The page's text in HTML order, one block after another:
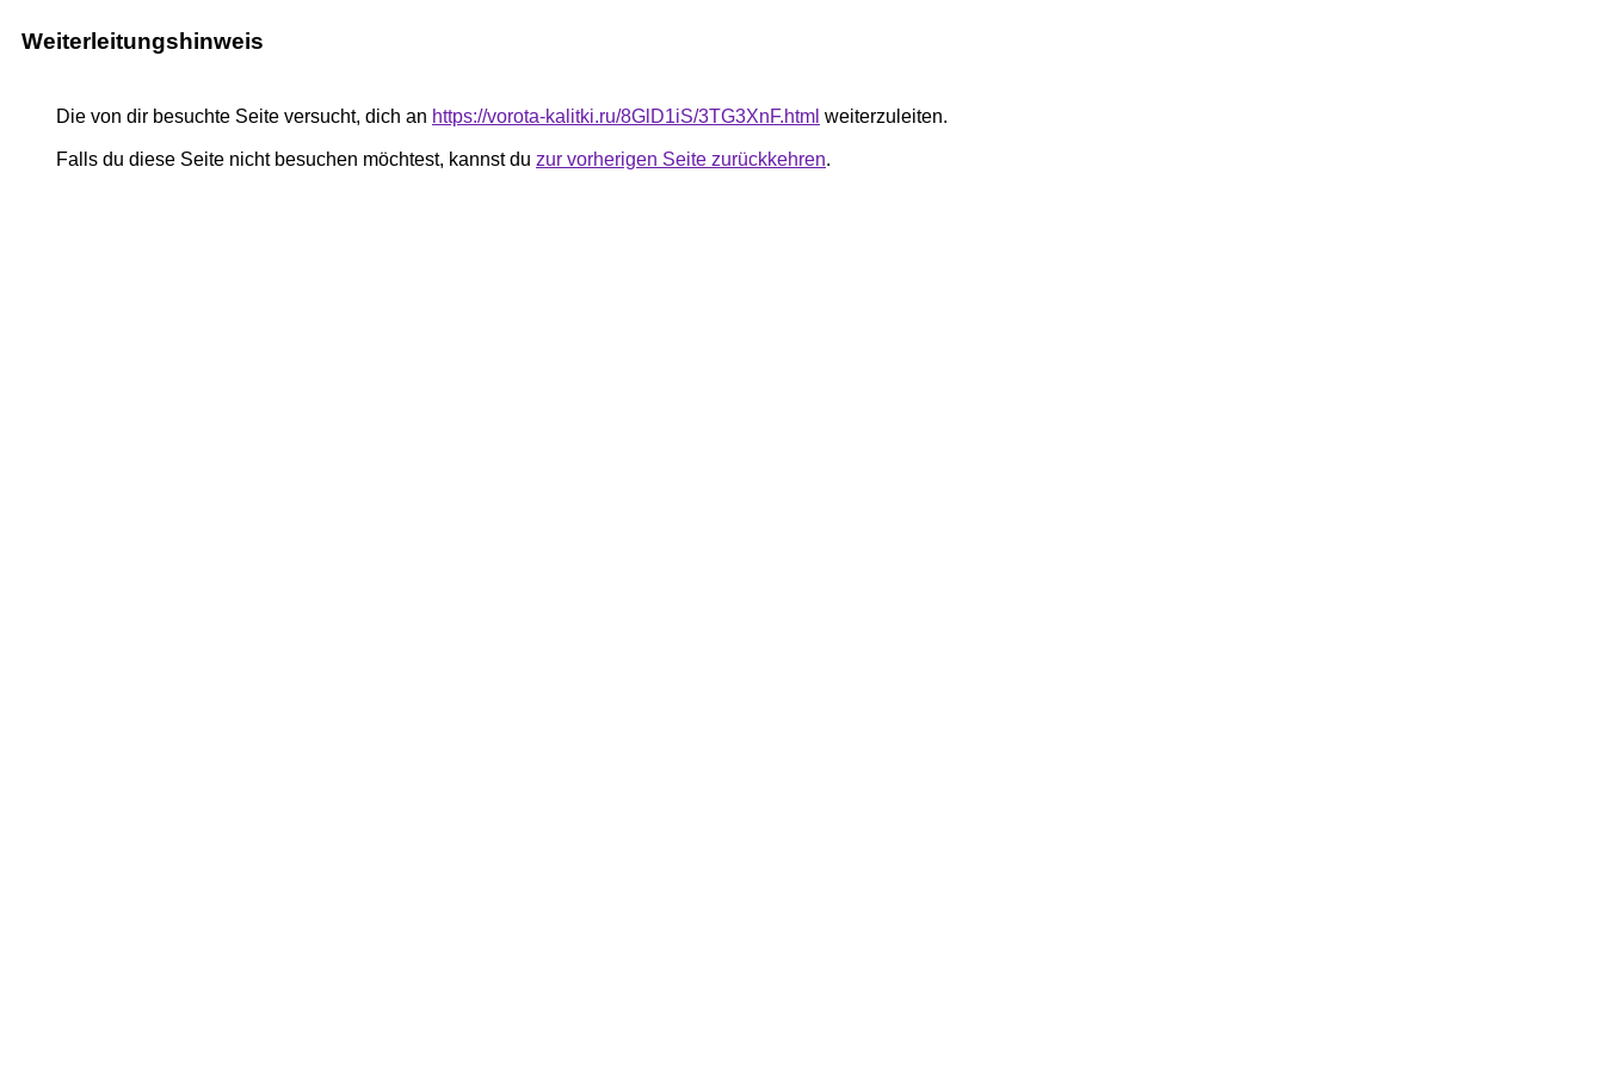
Weiterleitungshinweis
Die von dir besuchte Seite versucht, dich an https://vorota-kalitki.ru/8GlD1iS/3TG3XnF.html weiterzuleiten.
Falls du diese Seite nicht besuchen möchtest, kannst du zur vorherigen Seite zurückkehren.